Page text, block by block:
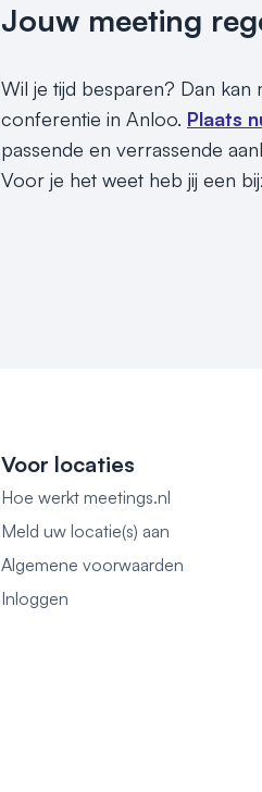
Jouw meeting
Wil je tijd besparen? Dan
conferentie in Anloo. Plaats
passende en verrassende
Voor je het weet heb jij een
Voor locaties
Hoe werkt meetings.nl
Meld uw locatie(s) aan
Algemene voorwaarden
Inloggen